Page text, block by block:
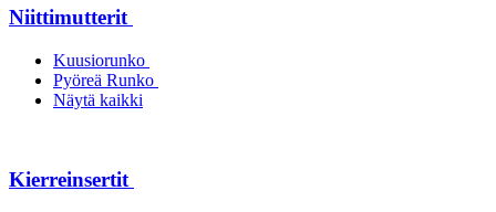
Niittimutterit
Kuusiorunko
Pyöreä Runko
Näytä kaikki
Kierreinsertit